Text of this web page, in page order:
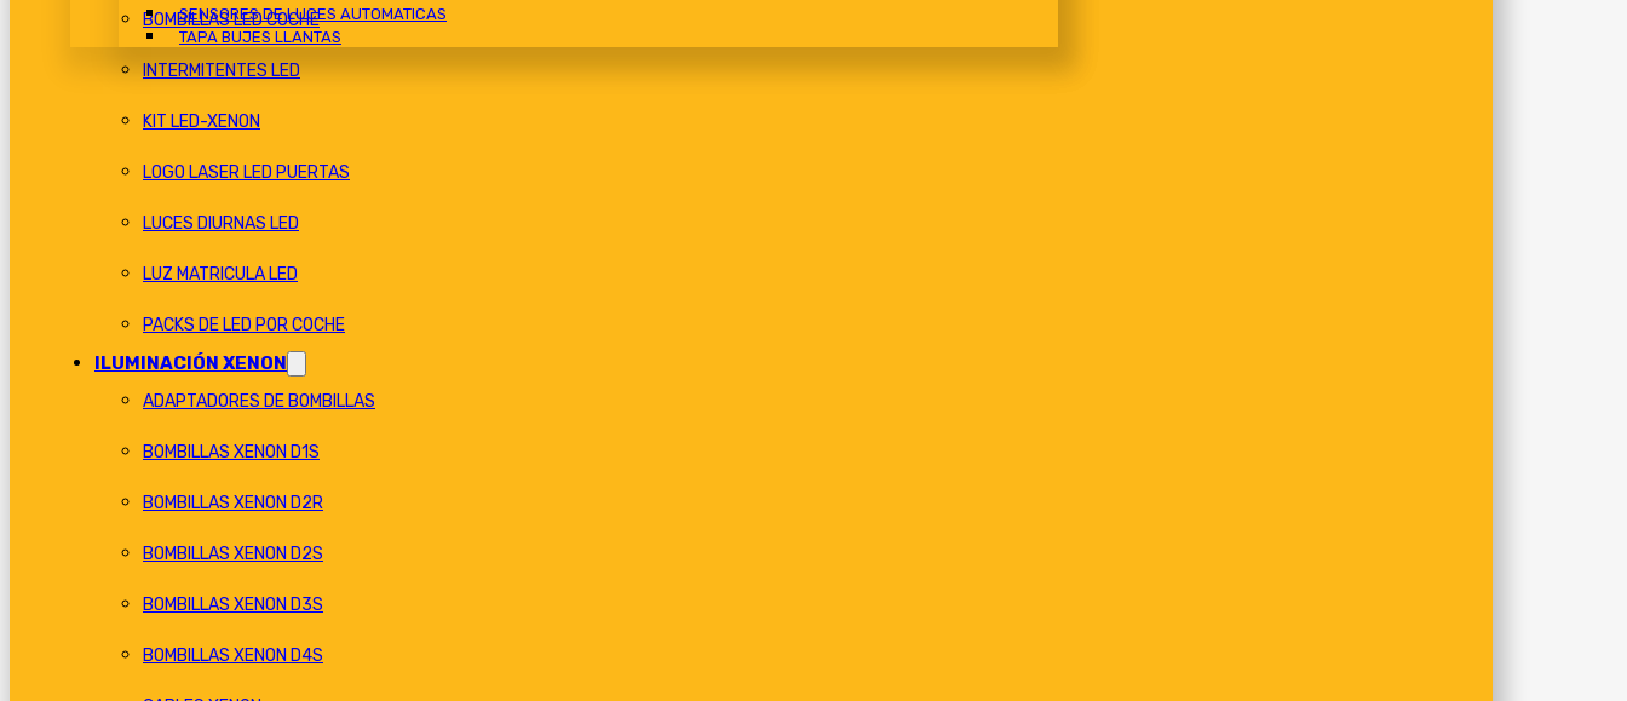
SENSORES DE LUCES AUTOMATICAS
TAPA BUJES LLANTAS
BOMBILLAS LED COCHE
INTERMITENTES LED
KIT LED-XENON
LOGO LASER LED PUERTAS
LUCES DIURNAS LED
LUZ MATRICULA LED
PACKS DE LED POR COCHE
ILUMINACIÓN XENON
ADAPTADORES DE BOMBILLAS
BOMBILLAS XENON D1S
BOMBILLAS XENON D2R
BOMBILLAS XENON D2S
BOMBILLAS XENON D3S
BOMBILLAS XENON D4S